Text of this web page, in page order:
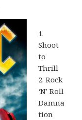
1.
Shoot
to
Thrill
2. Rock
‘N’ Roll
Damna
tion